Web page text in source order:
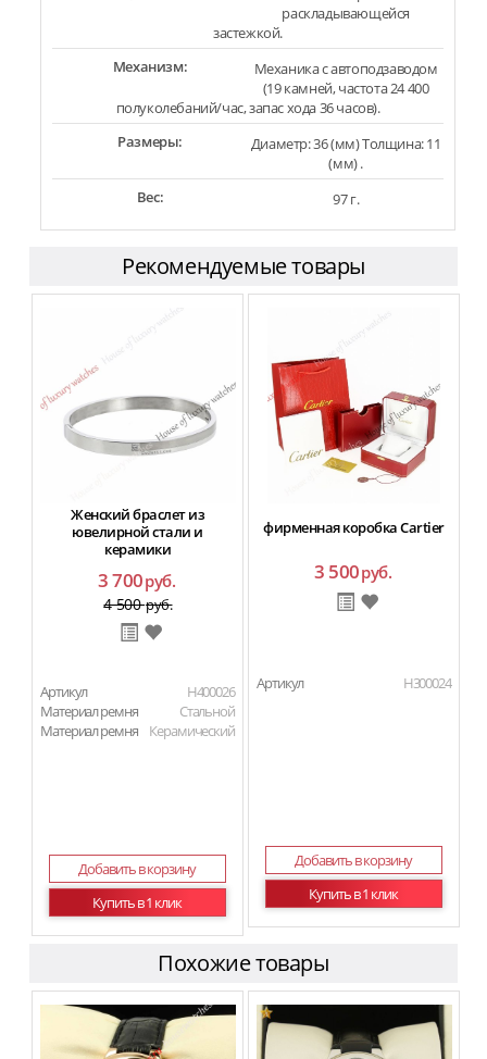
раскладывающейся
застежкой.
Механизм:
Механика с автоподзаводом
(19 камней, частота 24 400
полуколебаний/час, запас хода 36 часов).
Размеры:
Диаметр: 36 (мм) Толщина: 11
(мм) .
Вес:
97 г.
Рекомендуемые товары
Женский браслет из
ювелирной стали и
керамики
3 700руб.
4 500руб.
Артикул
H400026
Материал ремня
Стальной
Материал ремня
Керамический
Добавить в корзину
Купить в 1 клик
фирменная коробка Cartier
3 500руб.
Артикул H300024
Добавить в корзину
Купить в 1 клик
Похожие товары